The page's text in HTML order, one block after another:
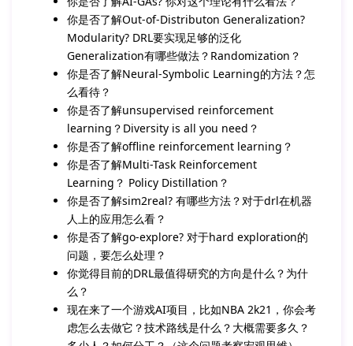
你是否了解Out-of-Distributon Generalization?
Modularity? DRL要实现足够的泛化
Generalization有哪些做法？Randomization？
你是否了解Neural-Symbolic Learning的方法？怎
么看待？
你是否了解unsupervised reinforcement
learning？Diversity is all you need？
你是否了解offline reinforcement learning？
你是否了解Multi-Task Reinforcement
Learning？ Policy Distillation？
你是否了解sim2real? 有哪些方法？对于drl在机器
人上的应用怎么看？
你是否了解go-explore? 对于hard exploration的
问题，要怎么处理？
你觉得目前的DRL最值得研究的方向是什么？为什
么？
现在来了一个游戏AI项目，比如NBA 2k21，你会考
虑怎么去做它？技术路线是什么？大概需要多久？